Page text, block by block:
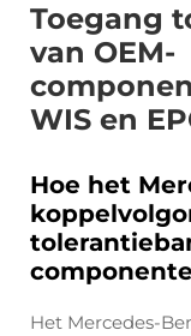
Toegang
van OEM-
WIS en
Hoe het
Het Mercedes-